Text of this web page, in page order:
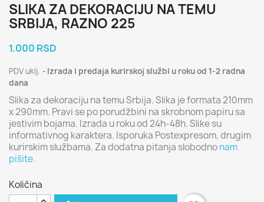
SLIKA ZA DEKORACIJU NA TEMU
SRBIJA, RAZNO 225
1.000 RSD
PDV uklj.
Izrada i predaja kurirskoj službi u roku od 1-2 radna
dana
Slika za dekoraciju na temu Srbija. Slika je formata 210mm
x 290mm. Pravi se po porudžbini na skrobnom papiru sa
jestivim bojama. Izrada u roku od 24h-48h. Slike su
informativnog karaktera. Isporuka Postexpresom, drugim
kurirskim službama. Za dodatna pitanja slobodnonam
pišite.
Količina